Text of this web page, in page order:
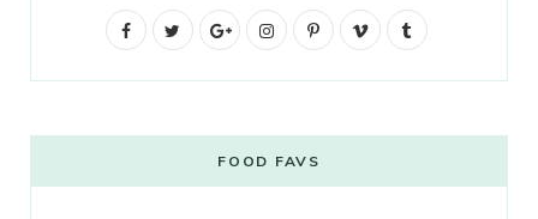
F
b
t
G
g
l
I
t
a
P
e
V
o
l
FOOD FAVS